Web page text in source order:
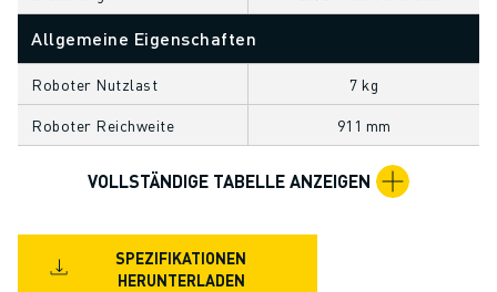
KUNDENDIENST
KUNDENBETREUUNG
FANUC PLANS
FIELD & WARTUNG
TECHNISCHE FERNUNTERSTÜTZUNG
ERSATZTEILE
WIEDERAUFBEREITUNG
E-STORE
DOWNLOAD CENTER » MYFANUC
Allgemeine Eigenschaften
Roboter Nutzlast 7 kg
Roboter Reichweite 911 mm
VOLLSTÄNDIGE TABELLE ANZEIGEN
SPEZIFIKATIONEN
HERUNTERLADEN